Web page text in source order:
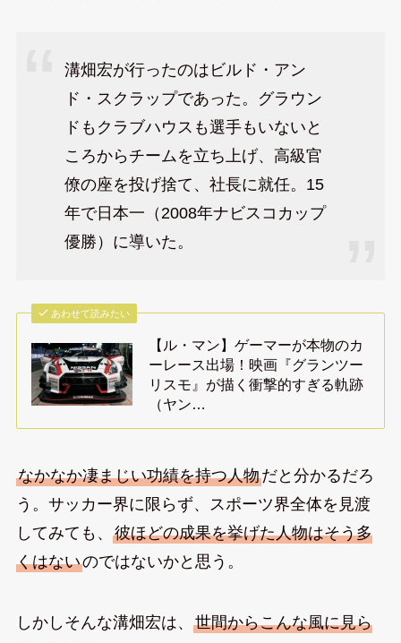
溝畑宏が行ったのはビルド・アン
ド・スクラップであった。グラウン
ドもクラブハウスも選手もいないと
ころからチームを立ち上げ、高級官
僚の座を投げ捨て、社長に就任。15
年で日本一（2008年ナビスコカップ
優勝）に導いた。
あわせて読みたい
【ル・マン】ゲーマーが本物のカ
ーレース出場！映画『グランツー
リスモ』が描く衝撃的すぎる軌跡
（ヤン…
なかなか凄まじい功績を持つ人物だと分かるだろ
う。サッカー界に限らず、スポーツ界全体を見渡
してみても、 彼ほどの成果を挙げた人物はそう多
くはないのではないかと思う。
しかしそんな溝畑宏は、 世間からこんな風に見ら